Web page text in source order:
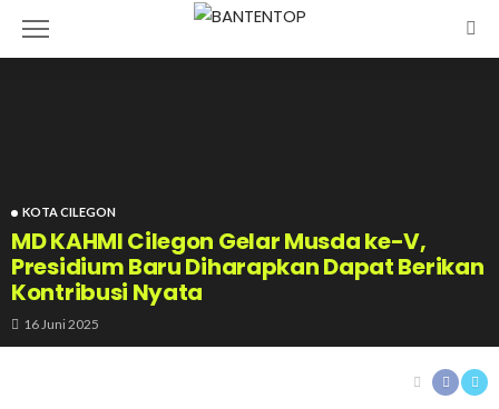
KOTA CILEGON
MD KAHMI Cilegon Gelar Musda ke-V,
Presidium Baru Diharapkan Dapat Berikan
Kontribusi Nyata
16 Juni 2025